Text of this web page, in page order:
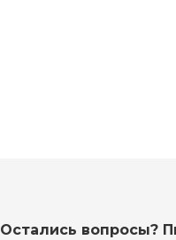
Остались вопросы?